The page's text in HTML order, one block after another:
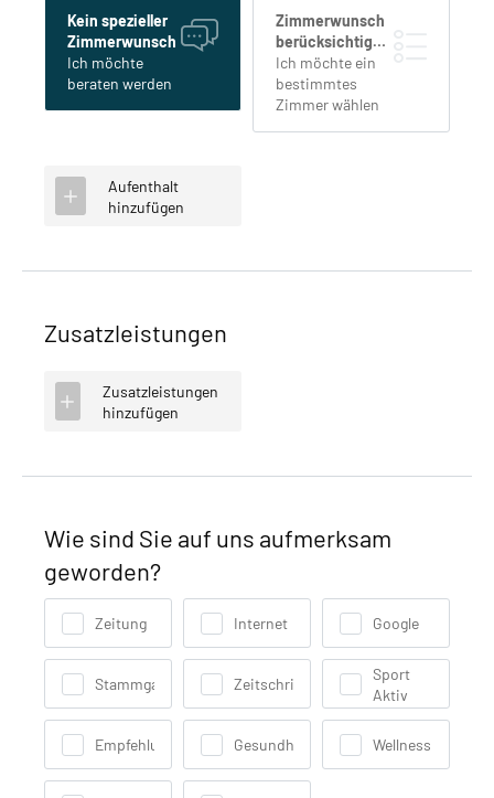
Kein spezieller
Zimmerwunsch
Ich möchte
beraten werden
Zimmerwunsch
berücksichtigen
Ich möchte ein
bestimmtes
Zimmer wählen
Aufenthalt
hinzufügen
Zusatzleistungen
Zusatzleistungen
hinzufügen
Wie sind Sie auf uns aufmerksam
geworden?
Zeitung Internet Google
Stammgast Zeitschrift
Sport
Aktiv
Empfehlung Gesundheit Wellness